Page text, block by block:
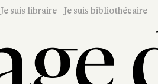
Je suis libraire Je suis bibliothécaire